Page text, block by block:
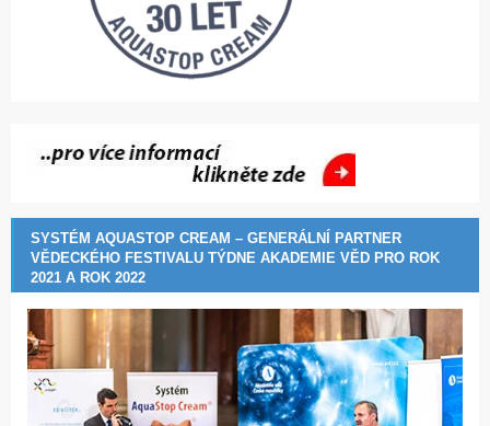
SYSTÉM AQUASTOP CREAM – GENERÁLNÍ PARTNER
VĚDECKÉHO FESTIVALU TÝDNE AKADEMIE VĚD PRO ROK
2021 A ROK 2022